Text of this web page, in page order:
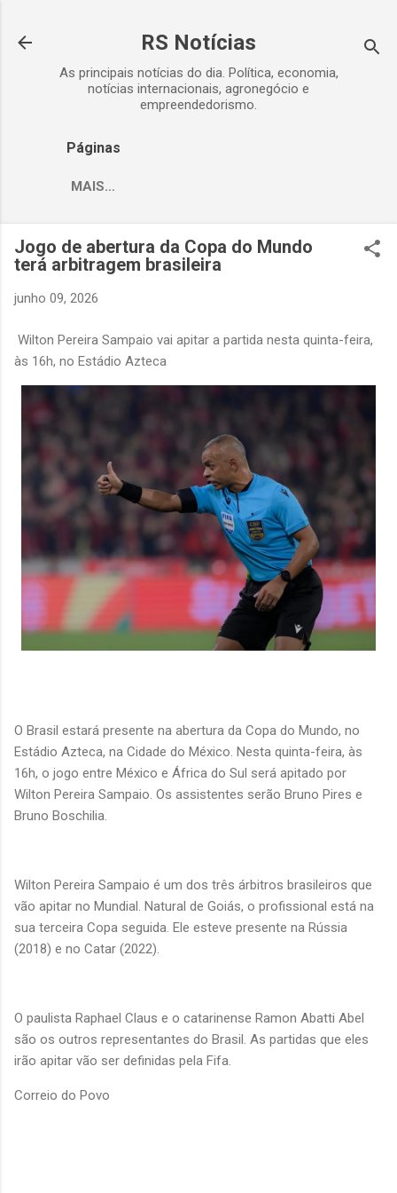
RS Notícias
As principais notícias do dia. Política, economia,
notícias internacionais, agronegócio e
empreendedorismo.
Páginas
MAIS…
Jogo de abertura da Copa do Mundo
terá arbitragem brasileira
junho 09, 2026
Wilton Pereira Sampaio vai apitar a partida nesta quinta-feira,
às 16h, no Estádio Azteca
O Brasil estará presente na abertura da Copa do Mundo, no
Estádio Azteca, na Cidade do México. Nesta quinta-feira, às
16h, o jogo entre México e África do Sul será apitado por
Wilton Pereira Sampaio. Os assistentes serão Bruno Pires e
Bruno Boschilia.
Wilton Pereira Sampaio é um dos três árbitros brasileiros que
vão apitar no Mundial. Natural de Goiás, o profissional está na
sua terceira Copa seguida. Ele esteve presente na Rússia
(2018) e no Catar (2022).
O paulista Raphael Claus e o catarinense Ramon Abatti Abel
são os outros representantes do Brasil. As partidas que eles
irão apitar vão ser definidas pela Fifa.
Correio do Povo